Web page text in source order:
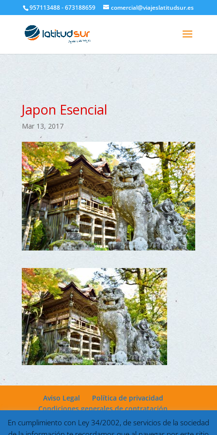
google-site-verification=H6A6AFFbXLQPnewL7da5KWjTFeKytP3gbsCfUlQl-
3k
957113488 - 673188659 comercial@viajeslatitudsur.es
Japon Esencial
Mar 13, 2017
Aviso Legal
Política de privacidad
Condiciones generales de contratación
En cumplimiento con Ley 34/2002, de servicios de la sociedad